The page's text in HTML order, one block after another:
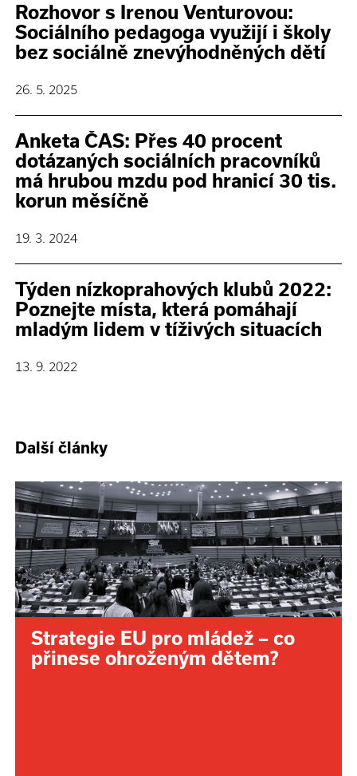
Rozhovor s Irenou Venturovou:
Sociálního pedagoga využijí i školy
bez sociálně znevýhodněných dětí
26. 5. 2025
Anketa ČAS: Přes 40 procent
dotázaných sociálních pracovníků
má hrubou mzdu pod hranicí 30 tis.
korun měsíčně
19. 3. 2024
Týden nízkoprahových klubů 2022:
Poznejte místa, která pomáhají
mladým lidem v tíživých situacích
13. 9. 2022
Další články
Strategie EU pro mládež – co
přinese ohroženým dětem?